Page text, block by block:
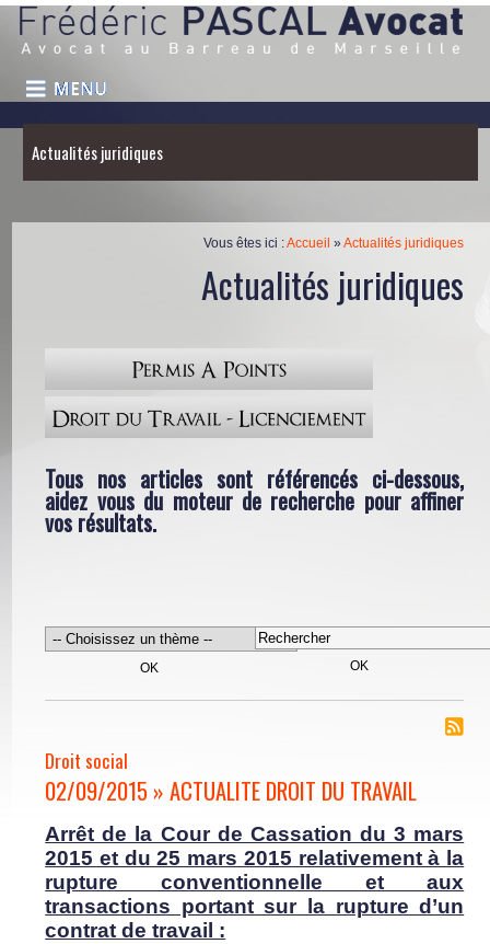
Actualités juridiques
Vous êtes ici :Accueil »Actualités juridiques
Actualités juridiques
Tous nos articles sont référencés ci-dessous,
aidez vous du moteur de recherche pour affiner
vos résultats.
Droit social
02/09/2015 » ACTUALITE DROIT DU TRAVAIL
Arrêt de la Cour de Cassation du 3 mars
2015 et du 25 mars 2015 relativement à la
rupture conventionnelle et aux
transactions portant sur la rupture d’un
contrat de travail :